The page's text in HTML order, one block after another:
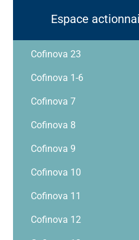
Espace
Cofinova 23
Cofinova 1-6
Cofinova 7
Cofinova 8
Cofinova 9
Cofinova 10
Cofinova 11
Cofinova 12